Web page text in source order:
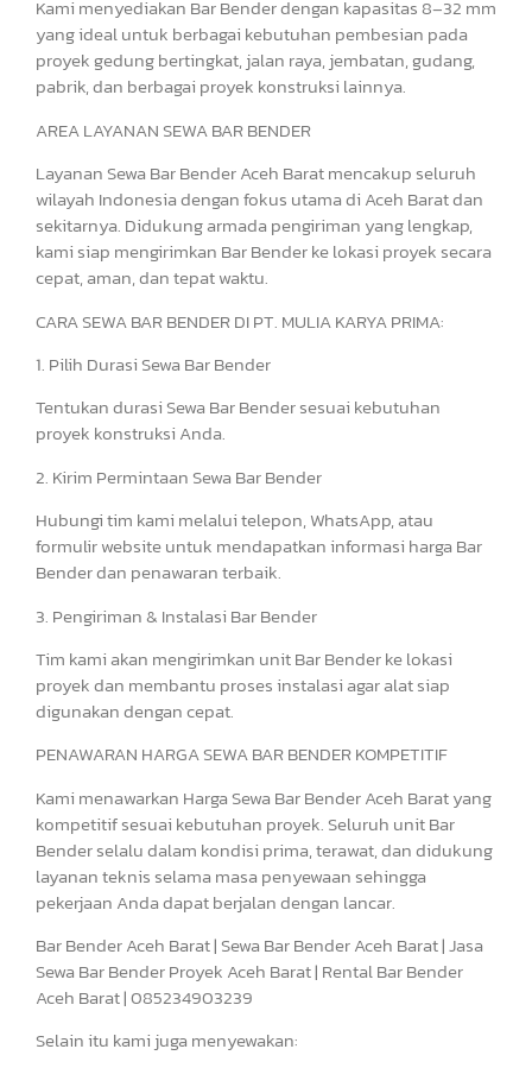
Kami menyediakan Bar Bender dengan kapasitas 8–32 mm
yang ideal untuk berbagai kebutuhan pembesian pada
proyek gedung bertingkat, jalan raya, jembatan, gudang,
pabrik, dan berbagai proyek konstruksi lainnya.
AREA LAYANAN SEWA BAR BENDER
Layanan Sewa Bar Bender Aceh Barat mencakup seluruh
wilayah Indonesia dengan fokus utama di Aceh Barat dan
sekitarnya. Didukung armada pengiriman yang lengkap,
kami siap mengirimkan Bar Bender ke lokasi proyek secara
cepat, aman, dan tepat waktu.
CARA SEWA BAR BENDER DI PT. MULIA KARYA PRIMA:
1. Pilih Durasi Sewa Bar Bender
Tentukan durasi Sewa Bar Bender sesuai kebutuhan
proyek konstruksi Anda.
2. Kirim Permintaan Sewa Bar Bender
Hubungi tim kami melalui telepon, WhatsApp, atau
formulir website untuk mendapatkan informasi harga Bar
Bender dan penawaran terbaik.
3. Pengiriman & Instalasi Bar Bender
Tim kami akan mengirimkan unit Bar Bender ke lokasi
proyek dan membantu proses instalasi agar alat siap
digunakan dengan cepat.
PENAWARAN HARGA SEWA BAR BENDER KOMPETITIF
Kami menawarkan Harga Sewa Bar Bender Aceh Barat yang
kompetitif sesuai kebutuhan proyek. Seluruh unit Bar
Bender selalu dalam kondisi prima, terawat, dan didukung
layanan teknis selama masa penyewaan sehingga
pekerjaan Anda dapat berjalan dengan lancar.
Bar Bender Aceh Barat | Sewa Bar Bender Aceh Barat | Jasa
Sewa Bar Bender Proyek Aceh Barat | Rental Bar Bender
Aceh Barat | 085234903239
Selain itu kami juga menyewakan: